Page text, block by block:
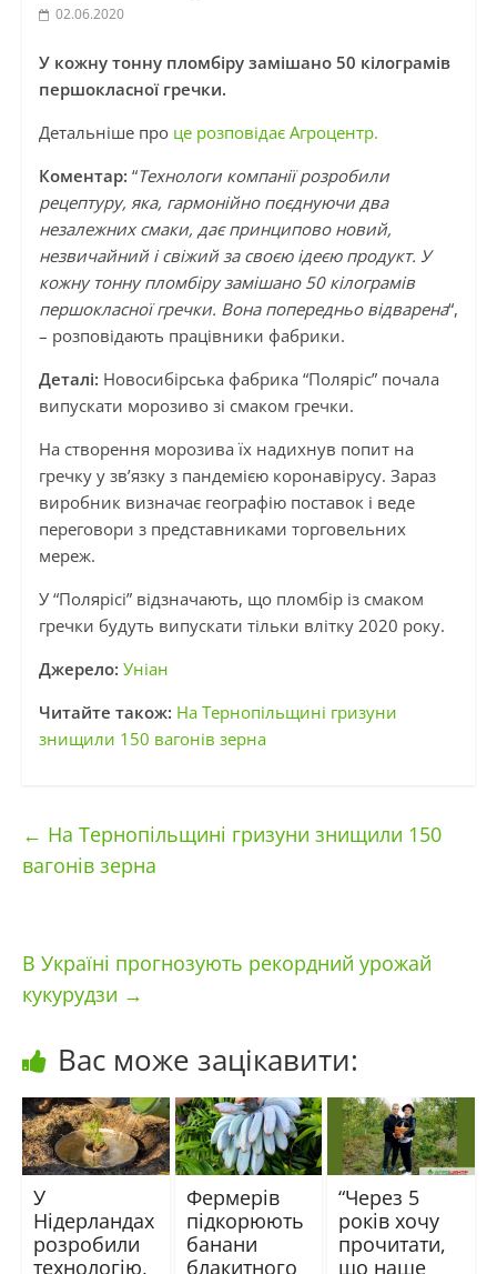
02.06.2020
У кожну тонну пломбіру замішано 50 кілограмів
першокласної гречки.
Детальніше про це розповідає Агроцентр.
Коментар: “Технологи компанії розробили
рецептуру, яка, гармонійно поєднуючи два
незалежних смаки, дає принципово новий,
незвичайний і свіжий за своєю ідеєю продукт. У
кожну тонну пломбіру замішано 50 кілограмів
першокласної гречки. Вона попередньо відварена“,
– розповідають працівники фабрики.
Деталі: Новосибірська фабрика “Поляріс” почала
випускати морозиво зі смаком гречки.
На створення морозива їх надихнув попит на
гречку у зв’язку з пандемією коронавірусу. Зараз
виробник визначає географію поставок і веде
переговори з представниками торговельних
мереж.
У “Полярісі” відзначають, що пломбір із смаком
гречки будуть випускати тільки влітку 2020 року.
Джерело: Уніан
Читайте також: На Тернопільщині гризуни
знищили 150 вагонів зерна
← На Тернопільщині гризуни знищили 150
вагонів зерна
В Україні прогнозують рекордний урожай
кукурудзи →
Вас може зацікавити:
У
Нідерландах
розробили
технологію,
Фермерів
підкорюють
банани
блакитного
“Через 5
років хочу
прочитати,
що наше